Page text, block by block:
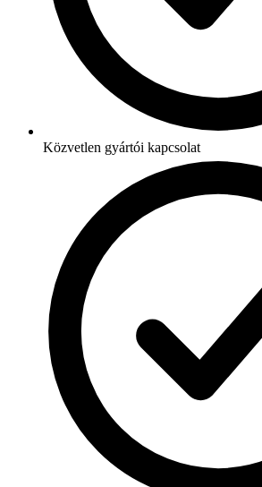
Közvetlen gyártói kapcsolat